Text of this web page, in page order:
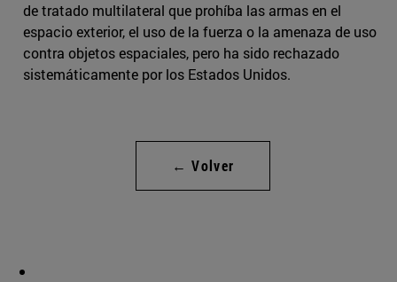
de tratado multilateral que prohíba las armas en el
espacio exterior, el uso de la fuerza o la amenaza de uso
contra objetos espaciales, pero ha sido rechazado
sistemáticamente por los Estados Unidos.
← Volver